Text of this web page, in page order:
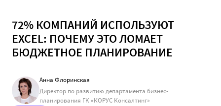
72% КОМПАНИЙ ИСПОЛЬЗУЮТ
EXCEL: ПОЧЕМУ ЭТО ЛОМАЕТ
БЮДЖЕТНОЕ ПЛАНИРОВАНИЕ
Анна Флоринская
Директор по развитию департамента бизнес-
планирования ГК «КОРУС Консалтинг»